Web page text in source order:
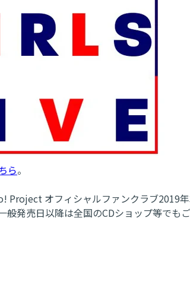
ら。
Project オフィシャルファンクラブ2019
般発売日以降は全国のCDショップ等でも